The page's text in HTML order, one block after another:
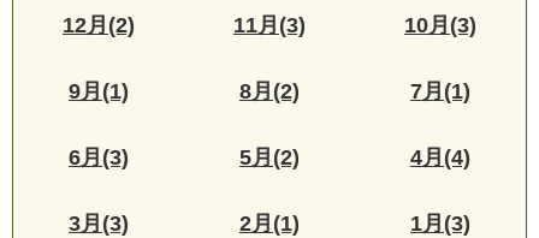
12月(2) 11月(3) 10月(3)
9月(1) 8月(2) 7月(1)
6月(3) 5月(2) 4月(4)
3月(3) 2月(1) 1月(3)